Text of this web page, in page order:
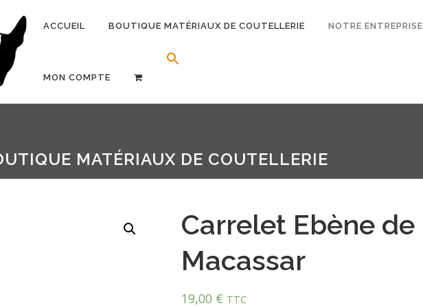
ACCUEIL BOUTIQUE MATÉRIAUX DE COUTELLERIE NOTRE ENTREPRISE
MON COMPTE
MATÉRIAUX DE COUTELLERIE
Carrelet Ebène de
Macassar
19,00 € TTC